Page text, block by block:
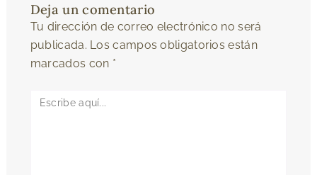
Deja un comentario
Tu dirección de correo electrónico no será
publicada. Los campos obligatorios están
marcados con *
Escribe